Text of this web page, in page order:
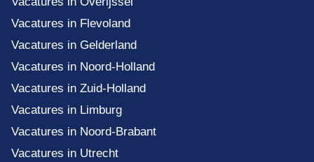
Vacatures in Flevoland
Vacatures in Gelderland
Vacatures in Noord-Holland
Vacatures in Zuid-Holland
Vacatures in Limburg
Vacatures in Noord-Brabant
Vacatures in Utrecht